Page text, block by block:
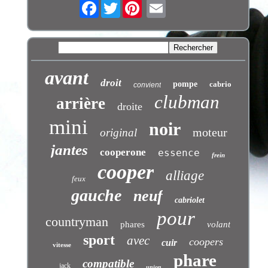
FacebookTwitter
avant droit convient pompe cabrio
arrière droite clubman
mini original noir moteur
jantes cooperone essence frein
feux cooper alliage
gauche neuf cabriolet
countryman phares pour volant
vitesse sport avec cuir coopers
jack compatible phare